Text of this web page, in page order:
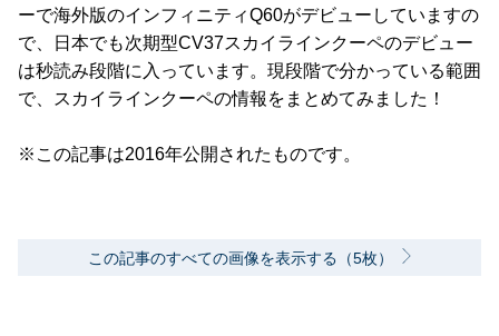
ーで海外版のインフィニティQ60がデビューしていますの
で、日本でも次期型CV37スカイラインクーペのデビュー
は秒読み段階に入っています。現段階で分かっている範囲
で、スカイラインクーペの情報をまとめてみました！
※この記事は2016年公開されたものです。
この記事のすべての画像を表示する（5枚）